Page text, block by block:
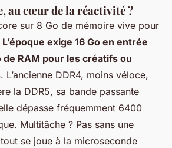
au cœur de la réactivité ?
sur 8 Go de mémoire vive pour
L’époque exige 16 Go en entrée
de RAM pour les créatifs ou
. L’ancienne DDR4, moins véloce,
la DDR5, sa bande passante
dépasse fréquemment 6400
Multitâche ? Pas sans une
se joue à la microseconde